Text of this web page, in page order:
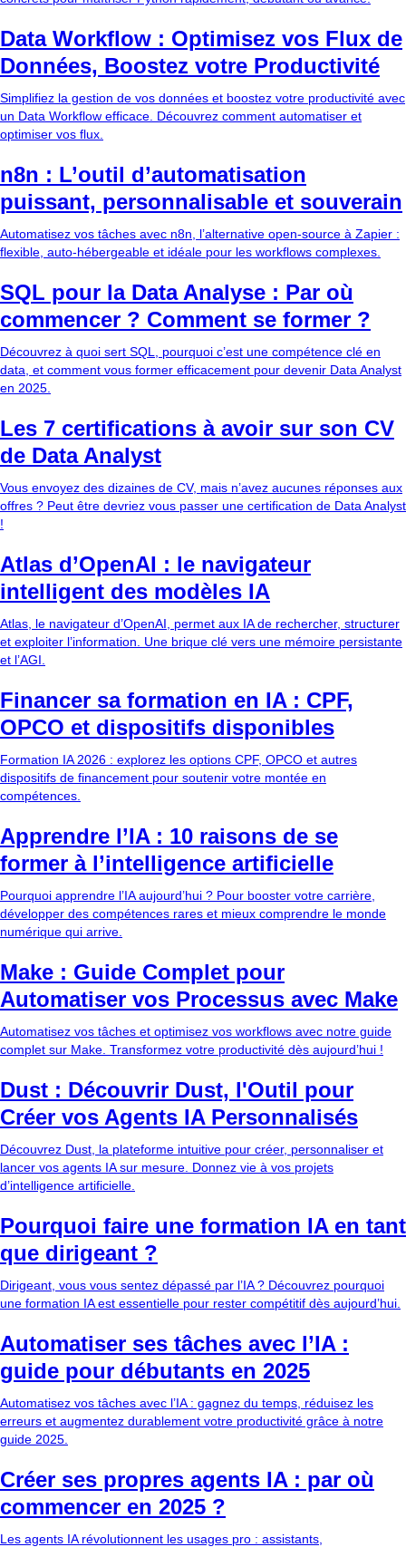
Data Workflow : Optimisez vos Flux de
Données, Boostez votre Productivité
Simplifiez la gestion de vos données et boostez votre productivité avec
un Data Workflow efficace. Découvrez comment automatiser et
optimiser vos flux.
n8n : L’outil d’automatisation
puissant, personnalisable et souverain
Automatisez vos tâches avec n8n, l’alternative open-source à Zapier :
flexible, auto-hébergeable et idéale pour les workflows complexes.
SQL pour la Data Analyse : Par où
commencer ? Comment se former ?
Découvrez à quoi sert SQL, pourquoi c’est une compétence clé en
data, et comment vous former efficacement pour devenir Data Analyst
en 2025.
Les 7 certifications à avoir sur son CV
de Data Analyst
Vous envoyez des dizaines de CV, mais n’avez aucunes réponses aux
offres ? Peut être devriez vous passer une certification de Data Analyst
!
Atlas d’OpenAI : le navigateur
intelligent des modèles IA
Atlas, le navigateur d’OpenAI, permet aux IA de rechercher, structurer
et exploiter l’information. Une brique clé vers une mémoire persistante
et l’AGI.
Financer sa formation en IA : CPF,
OPCO et dispositifs disponibles
Formation IA 2026 : explorez les options CPF, OPCO et autres
dispositifs de financement pour soutenir votre montée en
compétences.
Apprendre l’IA : 10 raisons de se
former à l’intelligence artificielle
Pourquoi apprendre l’IA aujourd’hui ? Pour booster votre carrière,
développer des compétences rares et mieux comprendre le monde
numérique qui arrive.
Make : Guide Complet pour
Automatiser vos Processus avec Make
Automatisez vos tâches et optimisez vos workflows avec notre guide
complet sur Make. Transformez votre productivité dès aujourd’hui !
Dust : Découvrir Dust, l'Outil pour
Créer vos Agents IA Personnalisés
Découvrez Dust, la plateforme intuitive pour créer, personnaliser et
lancer vos agents IA sur mesure. Donnez vie à vos projets
d’intelligence artificielle.
Pourquoi faire une formation IA en tant
que dirigeant ?
Dirigeant, vous vous sentez dépassé par l’IA ? Découvrez pourquoi
une formation IA est essentielle pour rester compétitif dès aujourd’hui.
Automatiser ses tâches avec l’IA :
guide pour débutants en 2025
Automatisez vos tâches avec l’IA : gagnez du temps, réduisez les
erreurs et augmentez durablement votre productivité grâce à notre
guide 2025.
Créer ses propres agents IA : par où
commencer en 2025 ?
Les agents IA révolutionnent les usages pro : assistants,